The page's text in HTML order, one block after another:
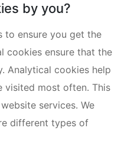
by you?
to ensure you get the
cookies ensure that the
Analytical cookies help
visited most often. This
services. We
different types of